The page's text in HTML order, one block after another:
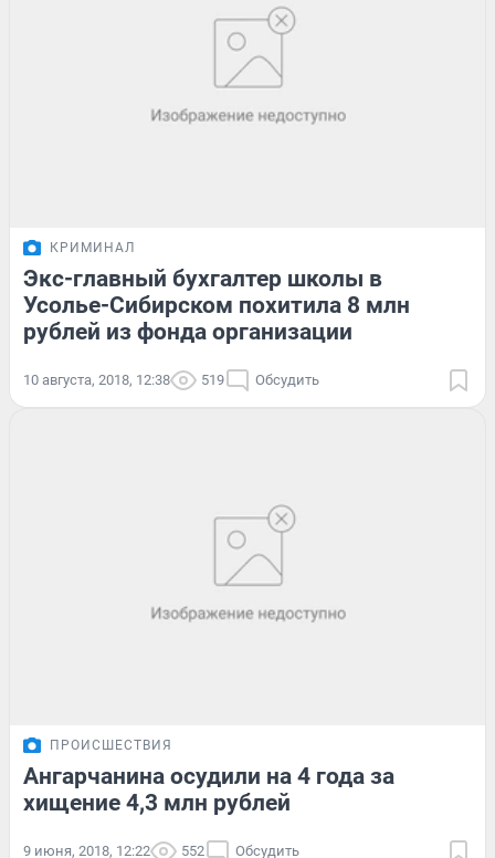
КРИМИНАЛ
Экс-главный бухгалтер школы в
Усолье-Сибирском похитила 8 млн
рублей из фонда организации
10 августа, 2018, 12:38 519 Обсудить
ПРОИСШЕСТВИЯ
Ангарчанина осудили на 4 года за
хищение 4,3 млн рублей
9 июня, 2018, 12:22 552 Обсудить